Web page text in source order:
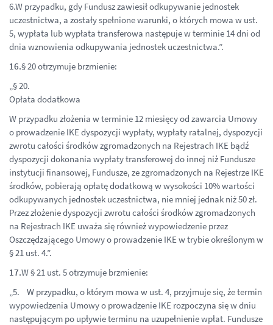
6.W przypadku, gdy Fundusz zawiesił odkupywanie jednostek
uczestnictwa, a zostały spełnione warunki, o których mowa w ust.
5, wypłata lub wypłata transferowa następuje w terminie 14 dni od
dnia wznowienia odkupywania jednostek uczestnictwa.”.
16.§ 20 otrzymuje brzmienie:
„§ 20.
Opłata dodatkowa
W przypadku złożenia w terminie 12 miesięcy od zawarcia Umowy
o prowadzenie IKE dyspozycji wypłaty, wypłaty ratalnej, dyspozycji
zwrotu całości środków zgromadzonych na Rejestrach IKE bądź
dyspozycji dokonania wypłaty transferowej do innej niż Fundusze
instytucji finansowej, Fundusze, ze zgromadzonych na Rejestrze IKE
środków, pobierają opłatę dodatkową w wysokości 10% wartości
odkupywanych jednostek uczestnictwa, nie mniej jednak niż 50 zł.
Przez złożenie dyspozycji zwrotu całości środków zgromadzonych
na Rejestrach IKE uważa się również wypowiedzenie przez
Oszczędzającego Umowy o prowadzenie IKE w trybie określonym w
§ 21 ust. 4.”.
17.W § 21 ust. 5 otrzymuje brzmienie:
„5. W przypadku, o którym mowa w ust. 4, przyjmuje się, że termin
wypowiedzenia Umowy o prowadzenie IKE rozpoczyna się w dniu
następującym po upływie terminu na uzupełnienie wpłat. Fundusze